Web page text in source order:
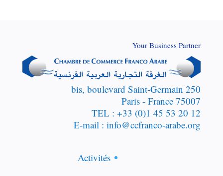
Your Business Partner
250 bis, boulevard Saint-Germain
75007 Paris - France
TEL : +33 (0)1 45 53 20 12
E-mail : info@ccfranco-arabe.org
Activités